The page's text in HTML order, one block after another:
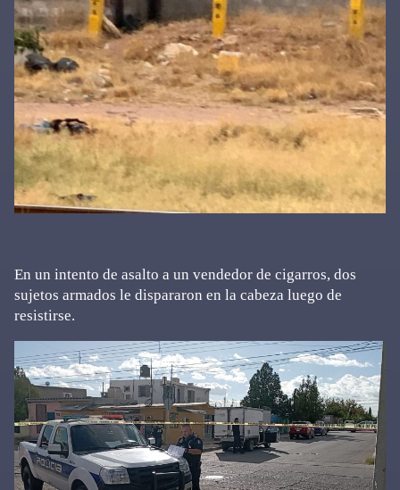
En un intento de asalto a un vendedor de cigarros, dos
sujetos armados le dispararon en la cabeza luego de
resistirse.